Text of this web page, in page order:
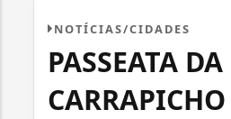
NOTÍCIAS/CIDADES
PASSEATA